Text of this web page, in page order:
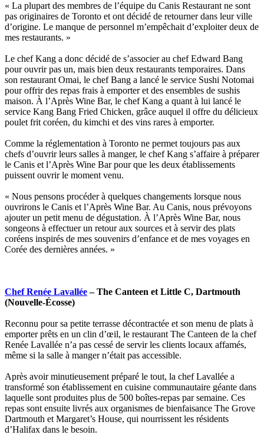
« La plupart des membres de l’équipe du Canis Restaurant ne sont
pas originaires de Toronto et ont décidé de retourner dans leur ville
d’origine. Le manque de personnel m’empêchait d’exploiter deux de
mes restaurants. »
Le chef Kang a donc décidé de s’associer au chef Edward Bang
pour ouvrir pas un, mais bien deux restaurants temporaires. Dans
son restaurant Omai, le chef Bang a lancé le service Sushi Notomai
pour offrir des repas frais à emporter et des ensembles de sushis
maison. À l’Après Wine Bar, le chef Kang a quant à lui lancé le
service Kang Bang Fried Chicken, grâce auquel il offre du délicieux
poulet frit coréen, du kimchi et des vins rares à emporter.
Comme la réglementation à Toronto ne permet toujours pas aux
chefs d’ouvrir leurs salles à manger, le chef Kang s’affaire à préparer
le Canis et l’Après Wine Bar pour que les deux établissements
puissent ouvrir le moment venu.
« Nous pensons procéder à quelques changements lorsque nous
ouvrirons le Canis et l’Après Wine Bar. Au Canis, nous prévoyons
ajouter un petit menu de dégustation. À l’Après Wine Bar, nous
songeons à effectuer un retour aux sources et à servir des plats
coréens inspirés de mes souvenirs d’enfance et de mes voyages en
Corée des dernières années. »
Chef Renée Lavallée– The Canteen et Little C, Dartmouth
(Nouvelle-Écosse)
Reconnu pour sa petite terrasse décontractée et son menu de plats à
emporter prêts en un clin d’œil, le restaurant The Canteen de la chef
Renée Lavallée n’a pas cessé de servir les clients locaux affamés,
même si la salle à manger n’était pas accessible.
Après avoir minutieusement préparé le tout, la chef Lavallée a
transformé son établissement en cuisine communautaire géante dans
laquelle sont produites plus de 500 boîtes-repas par semaine. Ces
repas sont ensuite livrés aux organismes de bienfaisance The Grove
Dartmouth et Margaret’s House, qui nourrissent les résidents
d’Halifax dans le besoin.